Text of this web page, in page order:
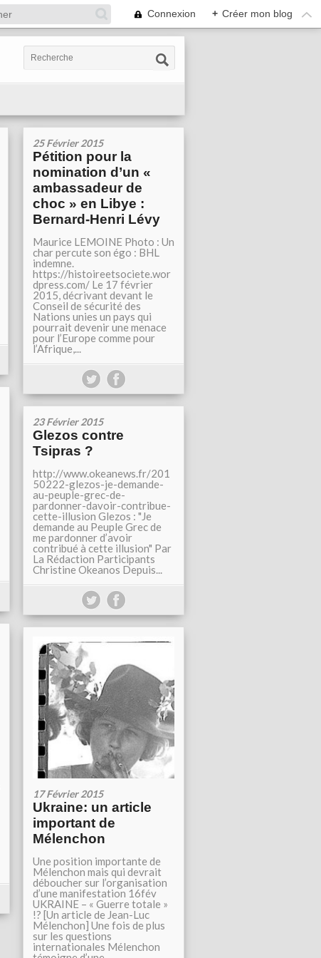
Connexion + Créer mon blog
25 Février 2015
Pétition pour la
nomination d’un «
ambassadeur de
choc » en Libye :
Bernard-Henri Lévy
Maurice LEMOINE Photo : Un
char percute son égo : BHL
indemne.
https://histoireetsociete.wor
dpress.com/ Le 17 février
2015, décrivant devant le
Conseil de sécurité des
Nations unies un pays qui
pourrait devenir une menace
pour l’Europe comme pour
l’Afrique,...
23 Février 2015
Glezos contre
Tsipras ?
http://www.okeanews.fr/201
50222-glezos-je-demande-
au-peuple-grec-de-
pardonner-davoir-contribue-
cette-illusion Glezos : "Je
demande au Peuple Grec de
me pardonner d’avoir
contribué à cette illusion" Par
La Rédaction Participants
Christine Okeanos Depuis...
17 Février 2015
Ukraine: un article
important de
Mélenchon
Une position importante de
Mélenchon mais qui devrait
déboucher sur l’organisation
d’une manifestation 16fév
UKRAINE – « Guerre totale »
!? [Un article de Jean-Luc
Mélenchon] Une fois de plus
sur les questions
internationales Mélenchon